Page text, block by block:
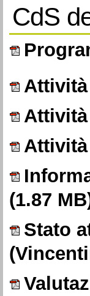
CdS
Attività
(1.87
Stato